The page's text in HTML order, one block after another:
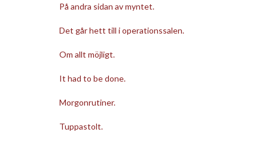
På andra sidan av myntet.
Det går hett till i operationssalen.
Om allt möjligt.
It had to be done.
Morgonrutiner.
Tuppastolt.